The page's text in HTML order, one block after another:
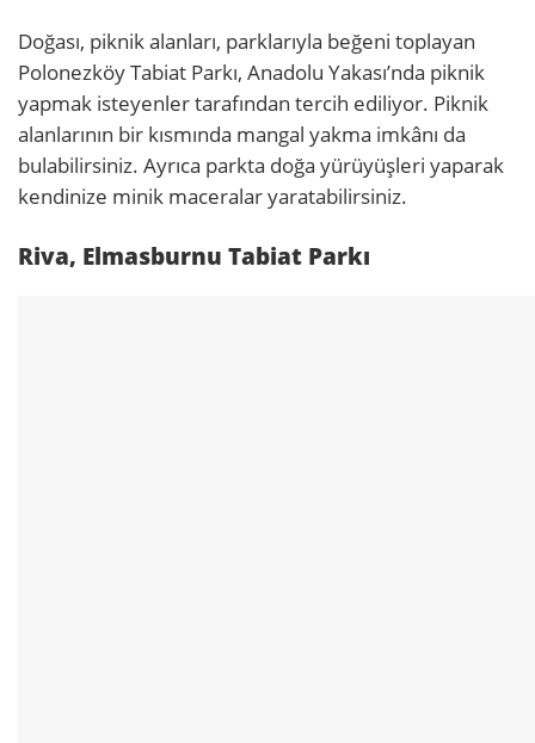
Doğası, piknik alanları, parklarıyla beğeni toplayan
Polonezköy Tabiat Parkı, Anadolu Yakası’nda piknik
yapmak isteyenler tarafından tercih ediliyor. Piknik
alanlarının bir kısmında mangal yakma imkânı da
bulabilirsiniz. Ayrıca parkta doğa yürüyüşleri yaparak
kendinize minik maceralar yaratabilirsiniz.
Riva, Elmasburnu Tabiat Parkı